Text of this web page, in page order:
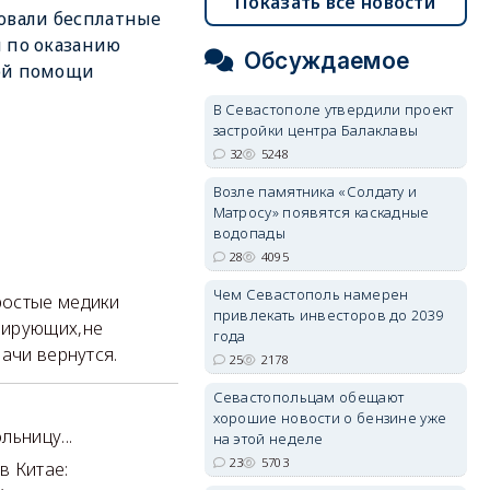
бесплатные
по оказанию
помощи
медики
вернутся.
Китае:
Обсуждаемое
В Севастополе утвердили проект
застройки центра Балаклавы
32 5248
Возле памятника «Солдату и
Матросу» появятся каскадные
водопады
28 4095
Чем Севастополь намерен
привлекать инвесторов до 2039
года
25 2178
Севастопольцам обещают
хорошие новости о бензине уже
на этой неделе
23 5703